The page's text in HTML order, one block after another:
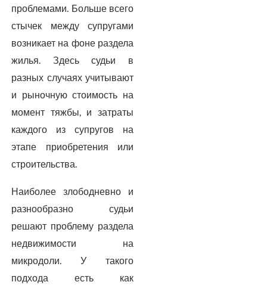
проблемами. Больше всего
стычек между супругами
возникает на фоне раздела
жилья. Здесь судьи в
разных случаях учитывают
и рыночную стоимость на
момент тяжбы, и затраты
каждого из супругов на
этапе приобретения или
строительства.
Наиболее злободневно и
разнообразно судьи
решают проблему раздела
недвижимости на
микродоли. У такого
подхода есть как